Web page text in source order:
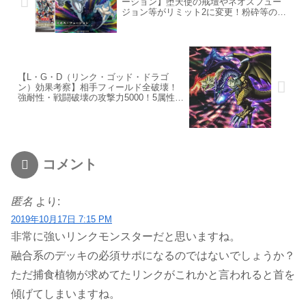
ジョン等がリミット2に変更！粉砕等のス
【L・G・D（リンク・ゴッド・ドラゴ
ン）効果考察】相手フィールド全破壊！
強耐性・戦闘破壊の攻撃力5000！5属性に
コメント
匿名 より:
2019年10月17日 7:15 PM
非常に強いリンクモンスターだと思いますね。
融合系のデッキの必須サポになるのではないでしょうか？
ただ捕食植物が求めてたリンクがこれかと言われると首を
傾げてしまいますね。